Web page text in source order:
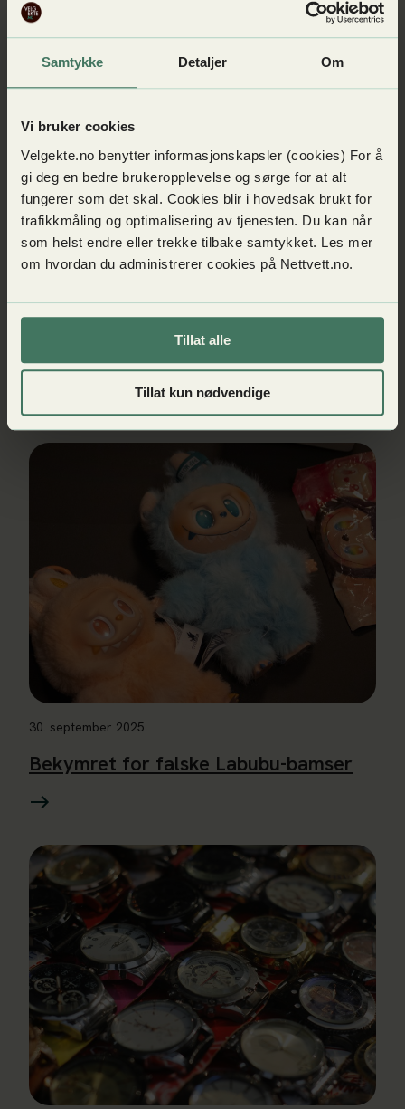
Samtykke Detaljer Om
Vi bruker cookies
Velgekte.no benytter informasjonskapsler (cookies) For å
gi deg en bedre brukeropplevelse og sørge for at alt
fungerer som det skal. Cookies blir i hovedsak brukt for
trafikkmåling og optimalisering av tjenesten. Du kan når
som helst endre eller trekke tilbake samtykket. Les mer
om hvordan du administrerer cookies på Nettvett.no.
Tillat alle
Tillat kun nødvendige
Hendel/Patentstyret
– Vi vet at det er organiserte kriminelle som står bak
piratkopiering, både når det gjelder ulovlig strømming eller
nedlasting, og produksjon av fysiske varer, sier
Trine Hvammen-Nicholson, og fortsetter:
– Det er viktig for oss at forbrukerne vet om dette, slik at
de kan ta bevisste valg.
Les hele rapporten her (pdf)
piratkopiering
Les mer om Bekymret for falske Labubu-bamser
30. september 2025
Bekymret for falske Labubu-bamser
Les mer om Nordmann kjøpte falske klokker på nett –